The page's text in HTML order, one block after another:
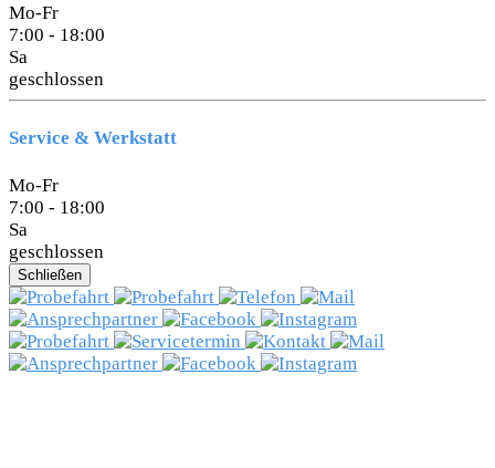
Mo-Fr
7:00 - 18:00
Sa
geschlossen
Service & Werkstatt
Mo-Fr
7:00 - 18:00
Sa
geschlossen
Schließen